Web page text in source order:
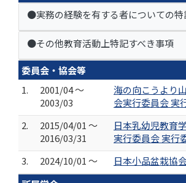
●実務の経験を有する者についての特
●その他教育活動上特記すべき事項
委員会・協会等
1.
2001/04 ～
2003/03
海の向こうより
会実行委員会 実
2.
2015/04/01 ～
2016/03/31
日本乳幼児教育
実行委員会 実行
3.
2024/10/01 ～
日本小品盆栽協